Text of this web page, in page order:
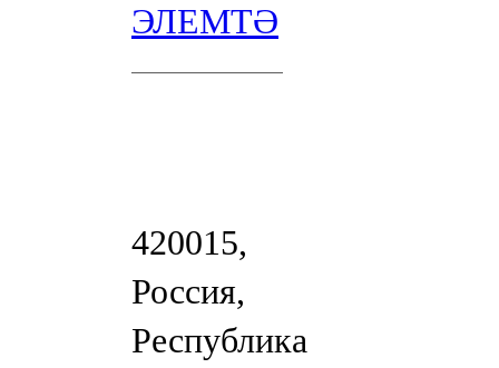
ЭЛЕМТӘ
420015,
Россия,
Республика